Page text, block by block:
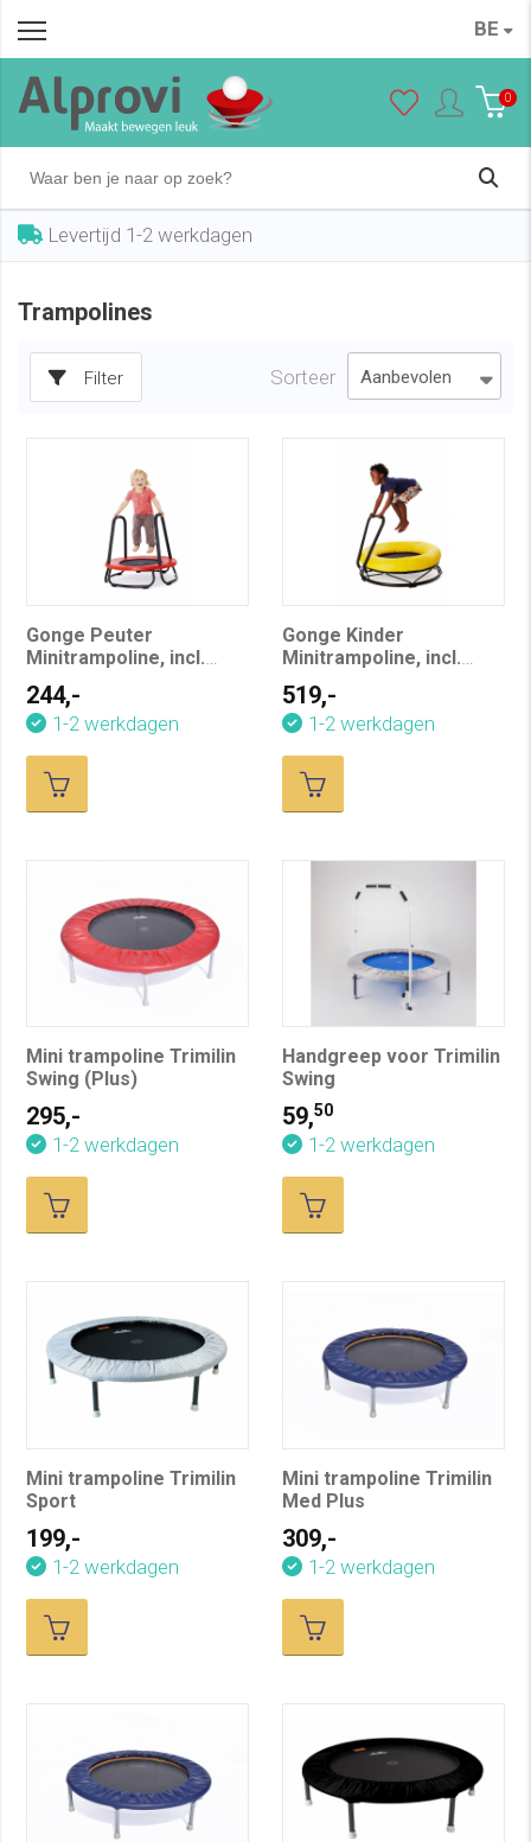
BE
0
Levertijd 1-2 werkdagen
Trampolines
Filter Sorteer
Gonge Peuter
Minitrampoline, incl.
244,-
1-2 werkdagen
Gonge Kinder
Minitrampoline, incl.
519,-
1-2 werkdagen
Mini trampoline Trimilin
Swing (Plus)
295,-
1-2 werkdagen
Handgreep voor Trimilin
Swing
59,50
1-2 werkdagen
Mini trampoline Trimilin
Sport
199,-
1-2 werkdagen
Mini trampoline Trimilin
Med Plus
309,-
1-2 werkdagen